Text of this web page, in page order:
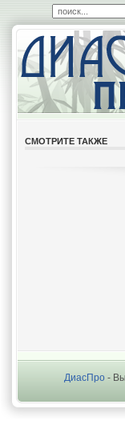
СМОТРИТЕ ТАКЖЕ
ДиасПро -